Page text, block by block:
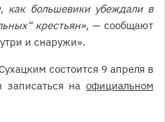
как большевики убеждали в
крестьян», — сообщают
и снаружи».
состоится 9 апреля в
на официальном